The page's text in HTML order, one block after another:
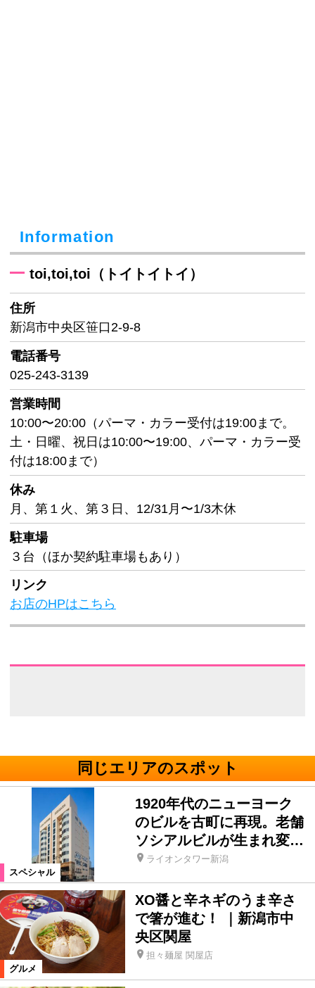
Information
toi,toi,toi（トイトイトイ）
住所
新潟市中央区笹口2-9-8
電話番号
025-243-3139
営業時間
10:00〜20:00（パーマ・カラー受付は19:00まで。
土・日曜、祝日は10:00〜19:00、パーマ・カラー受
付は18:00まで）
休み
月、第１火、第３日、12/31月〜1/3木休
駐車場
３台（ほか契約駐車場もあり）
リンク
お店のHPはこちら
同じエリアのスポット
スペシャル
1920年代のニューヨーク
のビルを古町に再現。老舗
ソシアルビルが生まれ変…
ライオンタワー新潟
グルメ
XO醤と辛ネギのうま辛さ
で箸が進む！ ｜新潟市中
央区関屋
担々麺屋 関屋店